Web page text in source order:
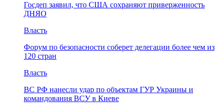
Госдеп заявил, что США сохраняют приверженность
ДНЯО
Власть
Форум по безопасности соберет делегации более чем из
120 стран
Власть
ВС РФ нанесли удар по объектам ГУР Украины и
командования ВСУ в Киеве